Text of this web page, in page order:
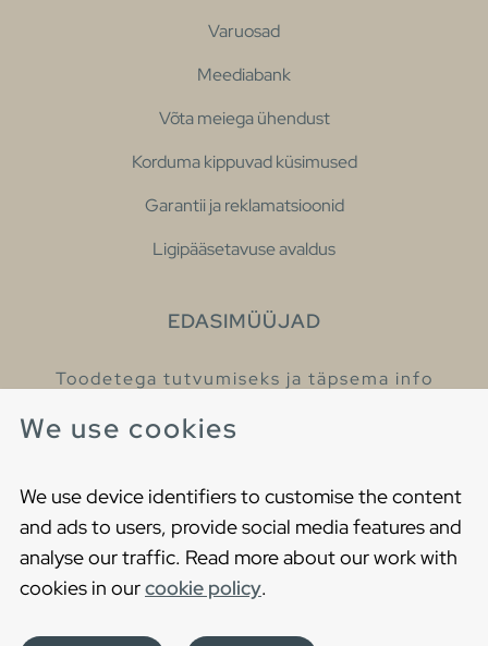
We use cookies
We use device identifiers to customise the content
and ads to users, provide social media features and
analyse our traffic. Read more about our work with
cookies in ourcookie policy.
Varuosad
Meediabank
Võta meiega ühendust
Korduma kippuvad küsimused
Garantii ja reklamatsioonid
Ligipääsetavuse avaldus
EDASIMÜÜJAD
Toodetega tutvumiseks ja täpsema info